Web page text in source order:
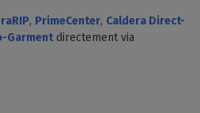
, PrimeCenter, Caldera Direct-
Garmentdirectement via